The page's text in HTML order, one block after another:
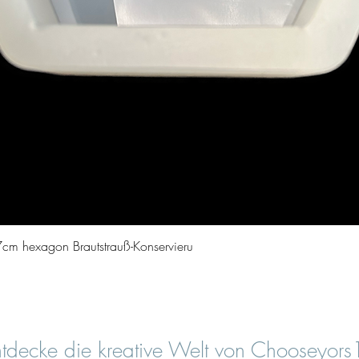
Quick View
hexagon Brautstrauß-Konservieru
die kreative Welt von